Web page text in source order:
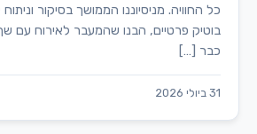
כל החוויה. מניסיוננו הממושך בסיקור
בוטיק פרטיים, הבנו שהמעבר לאירוח עם
כבר […]
31 ביולי 2026